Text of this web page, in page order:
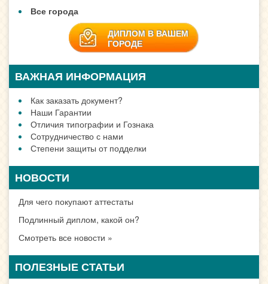
Все города
ДИПЛОМ В ВАШЕМ
ГОРОДЕ
ВАЖНАЯ ИНФОРМАЦИЯ
Как заказать документ?
Наши Гарантии
Отличия типографии и Гознака
Сотрудничество с нами
Степени защиты от подделки
НОВОСТИ
Для чего покупают аттестаты
Подлинный диплом, какой он?
Смотреть все новости »
ПОЛЕЗНЫЕ СТАТЬИ